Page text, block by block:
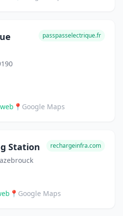
passpasselectrique.fr
📍 Google Maps
Station rechargeinfra.com
📍 Google Maps